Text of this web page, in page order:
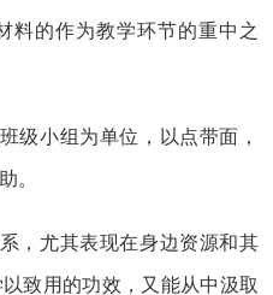
料的作为教学环节的重中之
级小组为单位，以点带面，
。
，尤其表现在身边资源和其
致用的功效，又能从中汲取